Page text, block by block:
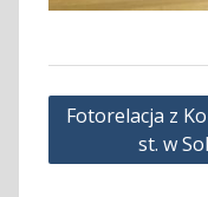
Nawigacja
Fotorelacja z
st. w